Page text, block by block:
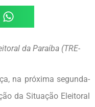
da Paraíba (TRE-
na próxima segunda-
da Situação Eleitoral